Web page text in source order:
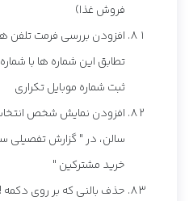
فروش غذا)
افزودن بررسی فرمت تلفن
تطابق این شماره ها با
ثبت شماره موبایل تکراری
افزودن نمایش شخص
سالن، در " گزارش تفصیلی
خرید مشترکین "
حذف بالنی که بر روی دکمه